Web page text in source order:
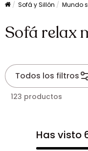
Sofá y Sillón Mundo
Sofá relax
Todos los filtros
123 productos
Has visto